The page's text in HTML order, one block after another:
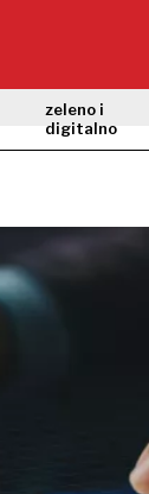
zeleno i
digitalno